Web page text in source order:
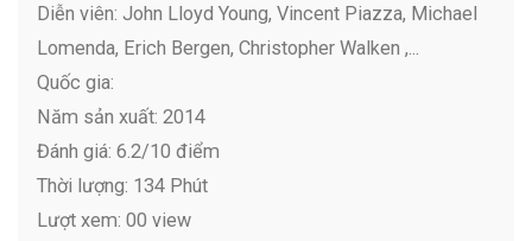
Diễn viên: John Lloyd Young, Vincent Piazza, Michael
Lomenda, Erich Bergen, Christopher Walken ,...
Quốc gia:
Năm sản xuất: 2014
Đánh giá: 6.2/10 điểm
Thời lượng: 134 Phút
Lượt xem: 00 view